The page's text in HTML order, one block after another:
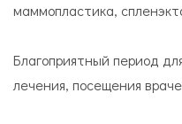
маммопластика,
Благоприятный период
лечения, посещения